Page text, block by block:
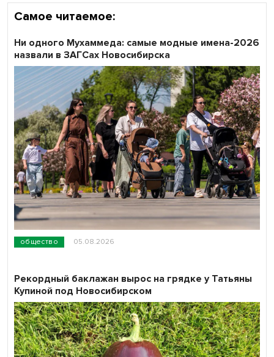
Самое читаемое:
общество 05.08.2026
Ни одного Мухаммеда: самые модные имена-2026
назвали в ЗАГСах Новосибирска
Рекордный баклажан вырос на грядке у Татьяны
Купиной под Новосибирском